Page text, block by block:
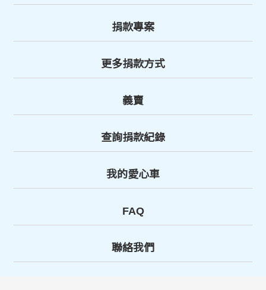
捐款專案
更多捐款方式
義賣
查詢捐款紀錄
我的愛心車
FAQ
聯絡我們